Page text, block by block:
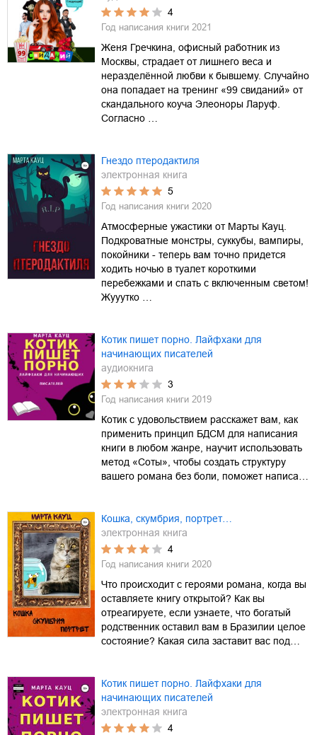
4
Год написания книги 2021
Женя Гречкина, офисный работник из
Москвы, страдает от лишнего веса и
неразделённой любви к бывшему. Случайно
она попадает на тренинг «99 свиданий» от
скандального коуча Элеоноры Ларуф.
Согласно …
Гнездо птеродактиля
электронная книга
5
Год написания книги 2020
Атмосферные ужастики от Марты Кауц.
Подкроватные монстры, суккубы, вампиры,
покойники - теперь вам точно придется
ходить ночью в туалет короткими
перебежками и спать с включенным светом!
Жууутко …
Котик пишет порно. Лайфхаки для
начинающих писателей
аудиокнига
3
Год написания книги 2019
Котик с удовольствием расскажет вам, как
применить принцип БДСМ для написания
книги в любом жанре, научит использовать
метод «Соты», чтобы создать структуру
вашего романа без боли, поможет написа…
Кошка, скумбрия, портрет…
электронная книга
4
Год написания книги 2020
Что происходит с героями романа, когда вы
оставляете книгу открытой? Как вы
отреагируете, если узнаете, что богатый
родственник оставил вам в Бразилии целое
состояние? Какая сила заставит вас под…
Котик пишет порно. Лайфхаки для
начинающих писателей
электронная книга
4